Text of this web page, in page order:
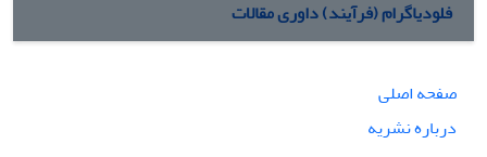
فلودیاگرام (فرآیند) داوری مقالات
صفحه اصلی
درباره نشریه